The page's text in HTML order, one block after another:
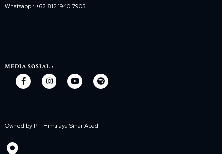
Whatsapp : +62 812 1940 7905
MEDIA SOSIAL :
Owned by PT. Himalaya Sinar Abadi